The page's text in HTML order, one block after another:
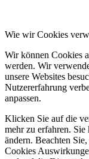
Wie wir Cookies
Wir können Cookies
werden. Wir
unsere Websites
Nutzererfahrung
anpassen.
Klicken Sie auf die
mehr zu erfahren.
ändern. Beachten
Cookies